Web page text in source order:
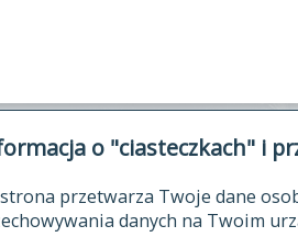
o "ciasteczkach" i
przetwarza Twoje dane
danych na Twoim
SŁOWNIK